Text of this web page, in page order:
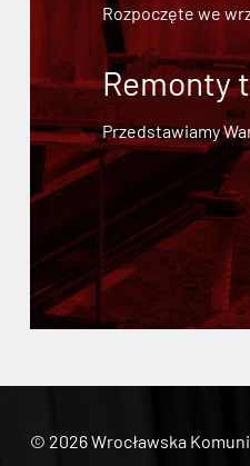
Rozpoczęte we
Remonty
Przedstawiamy
© 2026 Wrocławska